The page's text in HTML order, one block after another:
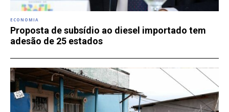
ECONOMIA
Proposta de subsídio ao diesel importado tem
adesão de 25 estados